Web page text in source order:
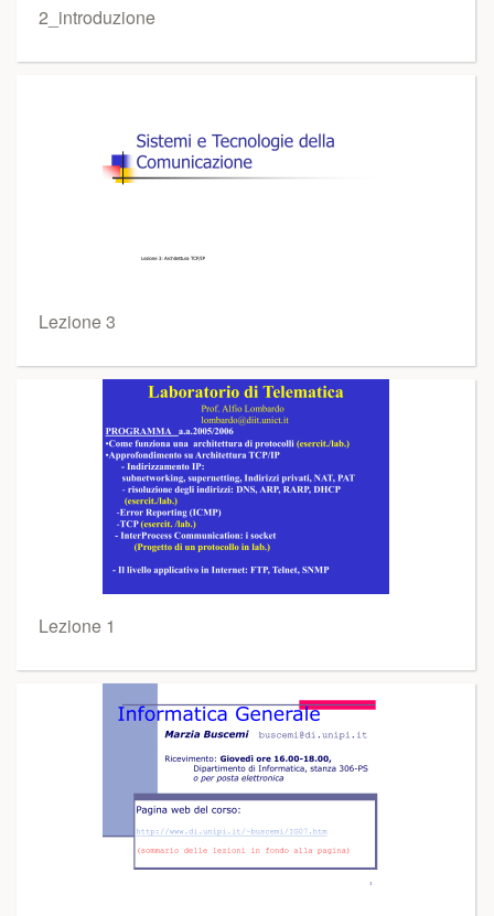
2_introduzione
Lezione 3
Lezione 1